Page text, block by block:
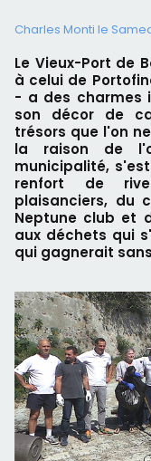
Charles Monti le
Le Vieux-Port de
à celui de
- a des charmes
son décor de
trésors que l'on
la raison de
municipalité,
renfort de
plaisanciers, du
Neptune club et
aux déchets qui
qui gagnerait